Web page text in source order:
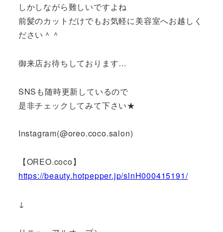
しかしながら難しいですよね
前髪のカットだけでもお気軽に美容室へお越しく
ださい＾＾
御来店お待ちしております…
SNSも随時更新しているので
是非チェックしてみて下さい★
Instagram(@oreo.coco.salon)
【OREO.coco】
https://beauty.hotpepper.jp/slnH000415191/
↓